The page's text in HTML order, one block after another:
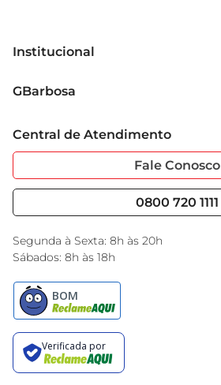
Institucional
Grupo Cencosud
Sobre Privacidade
Portal do Fornecedo
Nossas Lojas
GBarbosa
Garantia Estendida
Serviços
Black Friday
Encarte do Dia
Central de Atendimento
Fale Conosco
0800 720 1111
Segunda à Sexta: 8h às 20h
Sábados: 8h às 18h